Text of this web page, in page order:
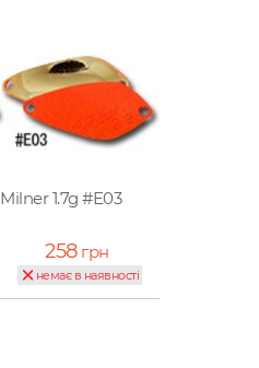
Milner 1.7g #E03
258грн
немає в наявності